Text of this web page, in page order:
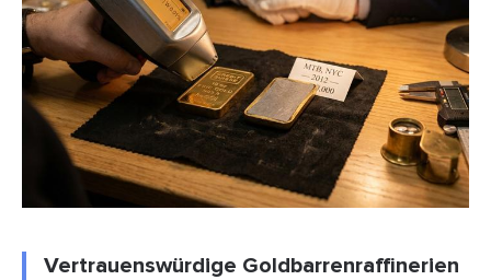
Vertrauenswürdige Goldbarrenraffinerien